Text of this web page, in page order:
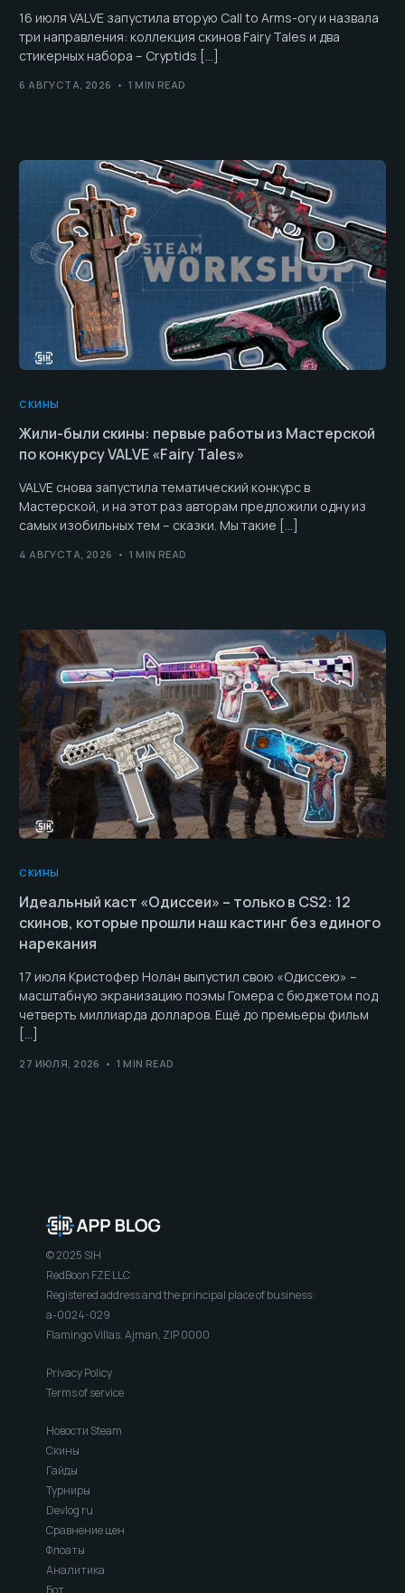
16 июля VALVE запустила вторую Call to Arms-ory и назвала
три направления: коллекция скинов Fairy Tales и два
стикерных набора – Cryptids […]
6 АВГУСТА, 2026 1 MIN READ
СКИНЫ
Жили-были скины: первые работы из Мастерской
по конкурсу VALVE «Fairy Tales»
VALVE снова запустила тематический конкурс в
Мастерской, и на этот раз авторам предложили одну из
самых изобильных тем – сказки. Мы такие […]
4 АВГУСТА, 2026 1 MIN READ
СКИНЫ
Идеальный каст «Одиссеи» – только в CS2: 12
скинов, которые прошли наш кастинг без единого
нарекания
17 июля Кристофер Нолан выпустил свою «Одиссею» –
масштабную экранизацию поэмы Гомера с бюджетом под
четверть миллиарда долларов. Ещё до премьеры фильм
[…]
27 ИЮЛЯ, 2026 1 MIN READ
© 2025 SIH
RedBoon FZE LLC
Registered address and the principal place of business:
a-0024-029
Flamingo Villas, Ajman, ZIP 0000
Privacy Policy
Terms of service
Новости Steam
Скины
Гайды
Турниры
Devlog ru
Сравнение цен
Флоаты
Аналитика